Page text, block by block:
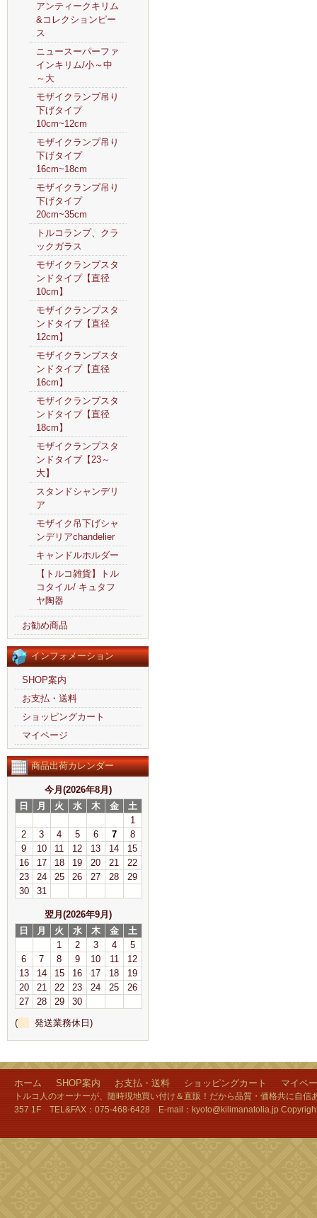
アンティークキリム
&コレクションピー
ス
ニュースーパーファ
インキリム/小～中
～大
モザイクランプ吊り
下げタイプ
10cm~12cm
モザイクランプ吊り
下げタイプ
16cm~18cm
モザイクランプ吊り
下げタイプ
20cm~35cm
トルコランプ、クラ
ックガラス
モザイクランプスタ
ンドタイプ【直径
10cm】
モザイクランプスタ
ンドタイプ【直径
12cm】
モザイクランプスタ
ンドタイプ【直径
16cm】
モザイクランプスタ
ンドタイプ【直径
18cm】
モザイクランプスタ
ンドタイプ【23～
大】
スタンドシャンデリ
ア
モザイク吊下げシャ
ンデリアchandelier
キャンドルホルダー
【トルコ雑貨】トル
コタイル/ キュタフ
ヤ陶器
お勧め商品
インフォメーション
SHOP案内
お支払・送料
ショッピングカート
マイページ
商品出荷カレンダー
今月(2026年8月)
日
月 火 水 木 金
土
1
2
3 4 5 6 7
8
9
10 11 12 13 14
15
16
17 18 19 20 21
22
23
24 25 26 27 28
29
30
31
翌月(2026年9月)
日
月 火 水 木 金
土
1
2 3 4
5
6
7 8 9 10 11
12
13
14 15 16 17 18
19
20
21 22 23 24 25
26
27
28 29
30
(
発送業務休日)
ホーム SHOP案内 お支払・送料 ショッピングカート マイペ
トルコ人のオーナーが、随時現地買い付け＆直販！だから品質・価格共に自
357 1F TEL&FAX：075-468-6428 E-mail：kyoto@kilimanatolia.jp